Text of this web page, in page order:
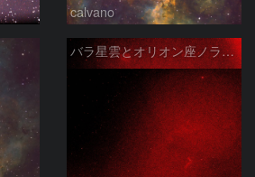
calvano
バラ星雲とオリオン座ノラマ50mm